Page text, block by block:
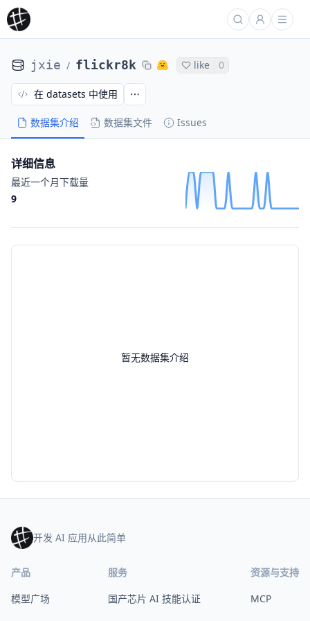
jxie / flickr8k like 0
数据集介绍 数据集文件 Issues
在 datasets 中使用
暂无数据集介绍
详细信息
最近一个月下载量
9
开发 AI 应用从此简单
产品
模型广场
服务
国产芯片 AI 技能认证
资源与支持
MCP